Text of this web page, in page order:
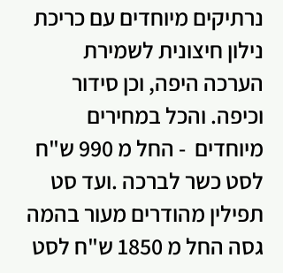
נרתיקים מיוחדים עם כריכת
נילון חיצונית לשמירת
הערכה היפה, וכן סידור
וכיפה. והכל במחירים
מיוחדים - החל מ 990 ש"ח
לסט כשר לברכה .ועד סט
תפילין מהודרים מעור בהמה
גסה החל מ 1850 ש"ח לסט